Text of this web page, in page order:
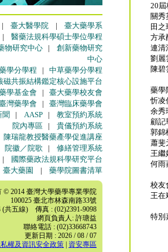
| 臺大醫學院 | 臺大藥學系
| 醫藥法規科學碩士學位學程
物研究中心 | 創新藥物研究
中心
學分學程 | 中草藥學分學程
磁共振結構鑑定核心設施平台
學基金會 | 臺大藥學校友會
灣藥學會 | 臺灣臨床藥學會
聞 | AASP | 教室預約系統
院內專區 | 貴儀預約系統
陳瑞龍教授醫藥產學促進講座
院徽／院歌 | 修繕管理系統
|
國際藥政法規科學研究平台
臺大藥園
| 藥學院圖書清單
© 2014 臺灣大學藥學專業學院
100025 臺北市林森南路33號
(共五線) 傳真 : (02)2391-9098
網頁負責人: 許瑭益
聯絡電話 : (02)33668743
更新日期 : 2026 / 08 / 07
權及資訊安全政策
資安專區
20屆
關秀
田
方承
連清
劉麗
陳碧
藥學
忻凌
余秀
顧記
郭錦
蕭斐
王繼
何雨
校友
王在
特別